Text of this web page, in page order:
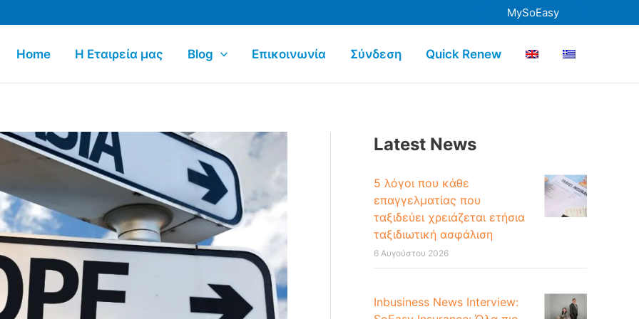
MySoEasy
Home Η Εταιρεία μας Blog Επικοινωνία Σύνδεση Quick Renew
Latest News
5 λόγοι που κάθε
επαγγελματίας που
ταξιδεύει χρειάζεται ετήσια
ταξιδιωτική ασφάλιση
6 Αυγούστου 2026
Inbusiness News Interview: